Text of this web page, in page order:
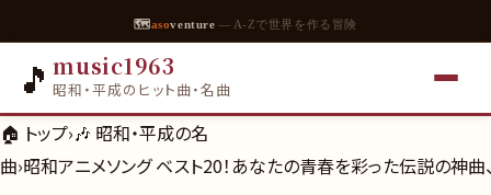
🗺asoventure — A-Zで世界を作る冒険
🎵 music1963
昭和・平成のヒット曲・名曲
🏠 トップ›🎶 昭和・平成の名
曲›昭和アニメソング ベスト20！あなたの青春を彩った伝説の神曲